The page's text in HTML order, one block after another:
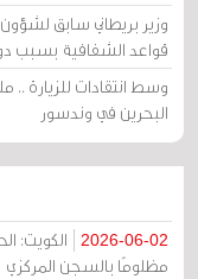
وزير بريطاني سابق
قواعد الشفافية بسبب
وسط انتقادات للزيارة
البحرين في وندسور
2026-06-02
الكويت:
مظلومًا بالسجن المركزي